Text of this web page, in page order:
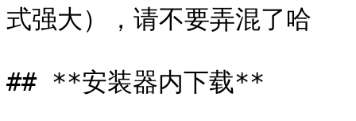
式强大），请不要弄混了哈
## **安装器内下载**